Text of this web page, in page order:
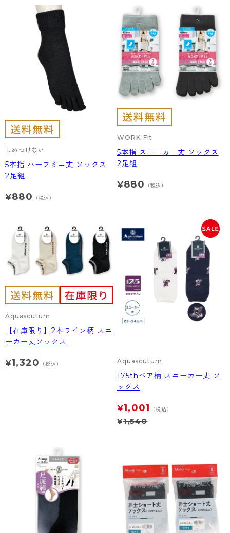
しめつけない
5本指 ハーフミニ丈 ソックス
2足組
¥880 （税込）
WORK-Fit
5本指 スニーカー丈 ソックス
2足組
¥880 （税込）
Aquascutum
【在庫限り】2本ライン柄 スニ
ーカー丈ソックス
¥1,320 （税込） Aquascutum
175thベア柄 スニーカー丈 ソ
ックス
¥1,001 （税込）
¥1,540